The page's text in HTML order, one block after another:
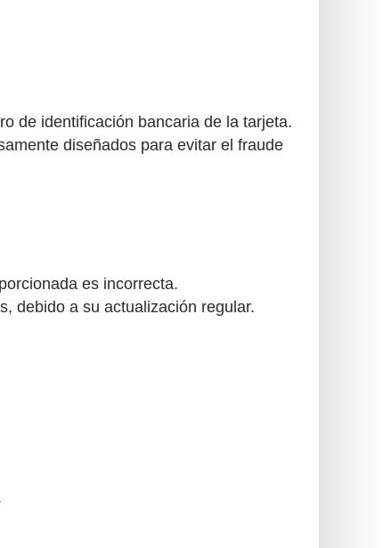
de identificación bancaria de la tarjeta.
diseñados para evitar el fraude
es incorrecta.
debido a su actualización regular.